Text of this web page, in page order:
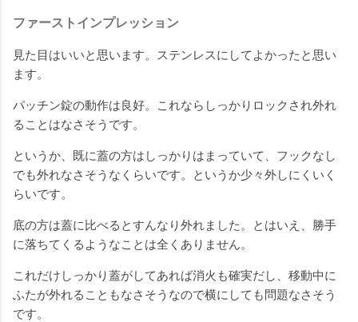
ファーストインプレッション
見た目はいいと思います。ステンレスにしてよかったと思い
ます。
パッチン錠の動作は良好。これならしっかりロックされ外れ
ることはなさそうです。
というか、既に蓋の方はしっかりはまっていて、フックなし
でも外れなさそうなくらいです。というか少々外しにくいく
らいです。
底の方は蓋に比べるとすんなり外れました。とはいえ、勝手
に落ちてくるようなことは全くありません。
これだけしっかり蓋がしてあれば消火も確実だし、移動中に
ふたが外れることもなさそうなので横にしても問題なさそう
です。